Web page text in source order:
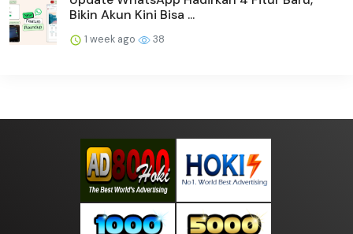
Bikin Akun Kini Bisa ...
1 week ago 38